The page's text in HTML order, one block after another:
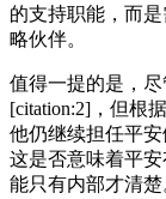
的支持职能，而
略伙伴。
值得一提的是，尽
[citation:2]，但根
他仍继续担任平安
这是否意味着平
能只有内部才清楚